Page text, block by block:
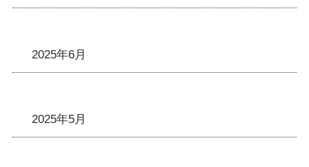
2025年6月
2025年5月